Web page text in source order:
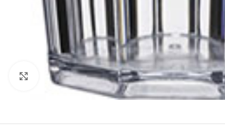
Clic para ampliar